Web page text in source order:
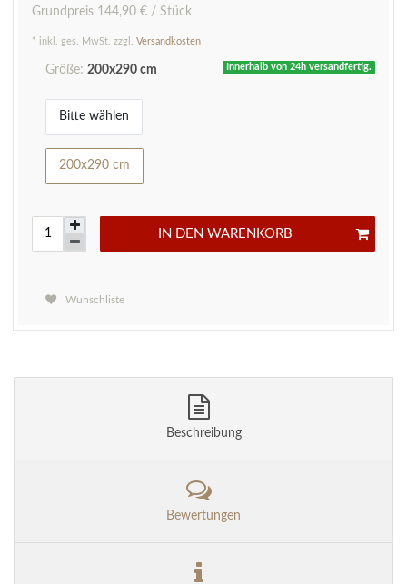
Grundpreis 144,90 € / Stück
* inkl. ges. MwSt. zzgl. Versandkosten
Innerhalb von 24h versandfertig.
Größe: 200x290 cm
Bitte wählen
200x290 cm
IN DEN WARENKORB
Wunschliste
Beschreibung
Bewertungen